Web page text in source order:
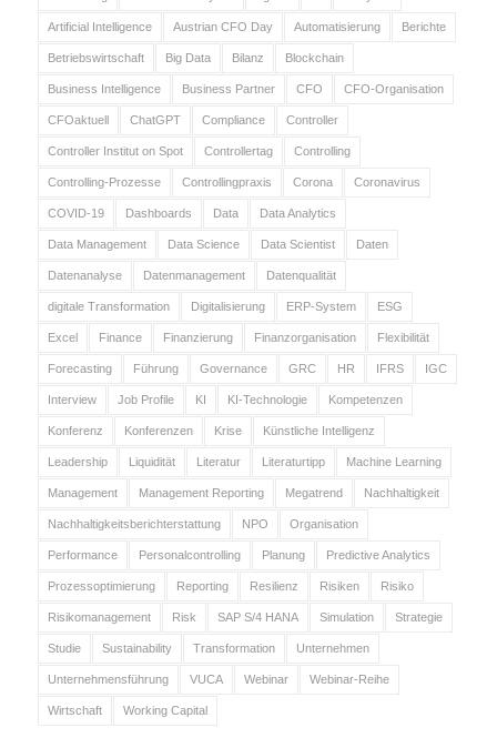
Artificial Intelligence Austrian CFO Day Automatisierung Berichte
Betriebswirtschaft Big Data Bilanz Blockchain
Business Intelligence Business Partner CFO CFO-Organisation
CFOaktuell ChatGPT Compliance Controller
Controller Institut on Spot Controllertag Controlling
Controlling-Prozesse Controllingpraxis Corona Coronavirus
COVID-19 Dashboards Data Data Analytics
Data Management Data Science Data Scientist Daten
Datenanalyse Datenmanagement Datenqualität
digitale Transformation Digitalisierung ERP-System ESG
Excel Finance Finanzierung Finanzorganisation Flexibilität
Forecasting Führung Governance GRC HR IFRS IGC
Interview Job Profile KI KI-Technologie Kompetenzen
Konferenz Konferenzen Krise Künstliche Intelligenz
Leadership Liquidität Literatur Literaturtipp Machine Learning
Management Management Reporting Megatrend Nachhaltigkeit
Nachhaltigkeitsberichterstattung NPO Organisation
Performance Personalcontrolling Planung Predictive Analytics
Prozessoptimierung Reporting Resilienz Risiken Risiko
Risikomanagement Risk SAP S/4 HANA Simulation Strategie
Studie Sustainability Transformation Unternehmen
Unternehmensführung VUCA Webinar Webinar-Reihe
Wirtschaft Working Capital